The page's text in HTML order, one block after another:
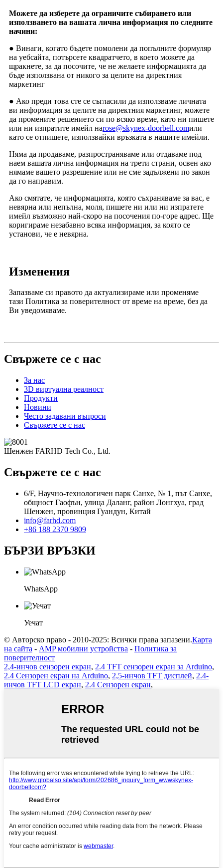
Можете да изберете да ограничите събирането или
използването на вашата лична информация по следните
начини:
● Винаги, когато бъдете помолени да попълните формуляр
на уебсайта, потърсете квадратчето, в което можете да
щракнете, за да посочите, че не желаете информацията да
бъде използвана от никого за целите на директния
маркетинг
● Ако преди това сте се съгласили да използваме личната
ви информация за целите на директния маркетинг, можете
да промените решението си по всяко време, като ни пишете
или ни изпратите имейл наrose@skynex-doorbell.comили
като се отпишете, използвайки връзката в нашите имейли.
Няма да продаваме, разпространяваме или отдаваме под
наем вашата лична информация на трети страни, освен ако
нямаме вашето разрешение или не сме задължени по закон
да го направим.
Ако смятате, че информацията, която съхраняваме за вас, е
невярна или непълна, моля, пишете ни или ни изпратете
имейл възможно най-скоро на посочения по-горе адрес. Ще
коригираме незабавно всяка информация, за която се
установи, че е невярна.
Изменения
Запазваме си правото да актуализираме или променяме
тази Политика за поверителност от време на време, без да
Ви уведомяваме.
Свържете се с нас
За нас
3D виртуална реалност
Продукти
Новини
Често задавани въпроси
Свържете се с нас
Шенжен FARHD Tech Co., Ltd.
Свържете се с нас
6/F, Научно-технологичен парк Санхе, № 1, път Санхе,
общност Гаофън, улица Даланг, район Лонгхуа, град
Шенжен, провинция Гуандун, Китай
info@farhd.com
+86 188 2370 9809
БЪРЗИ ВРЪЗКИ
WhatsApp
Уечат
© Авторско право - 2010-2025: Всички права запазени.Карта
на сайта - AMP мобилни устройства - Политика за
поверителност
2,4-инчов сензорен екран, 2.4 TFT сензорен екран за Arduino,
2.4 Сензорен екран на Arduino, 2,5-инчов TFT дисплей, 2.4-
инчов TFT LCD екран, 2.4 Сензорен екран,